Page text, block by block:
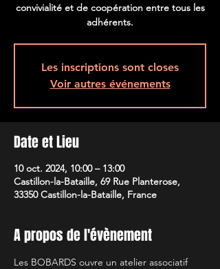
convivialité et de coopération entre tous les
adhérents.
Les inscriptions sont closes
Voir autres événements
Date et Lieu
10 oct. 2024, 10:00 – 13:00
Castillon-la-Bataille, 69 Rue Planterose,
33350 Castillon-la-Bataille, France
A propos de l'évènement
Les BOBARDS ouvre un atelier associatif